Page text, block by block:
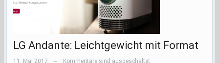
LG Andante: Leichtgewicht mit Format
11. Mai 2017 — Kommentare sind ausgeschaltet